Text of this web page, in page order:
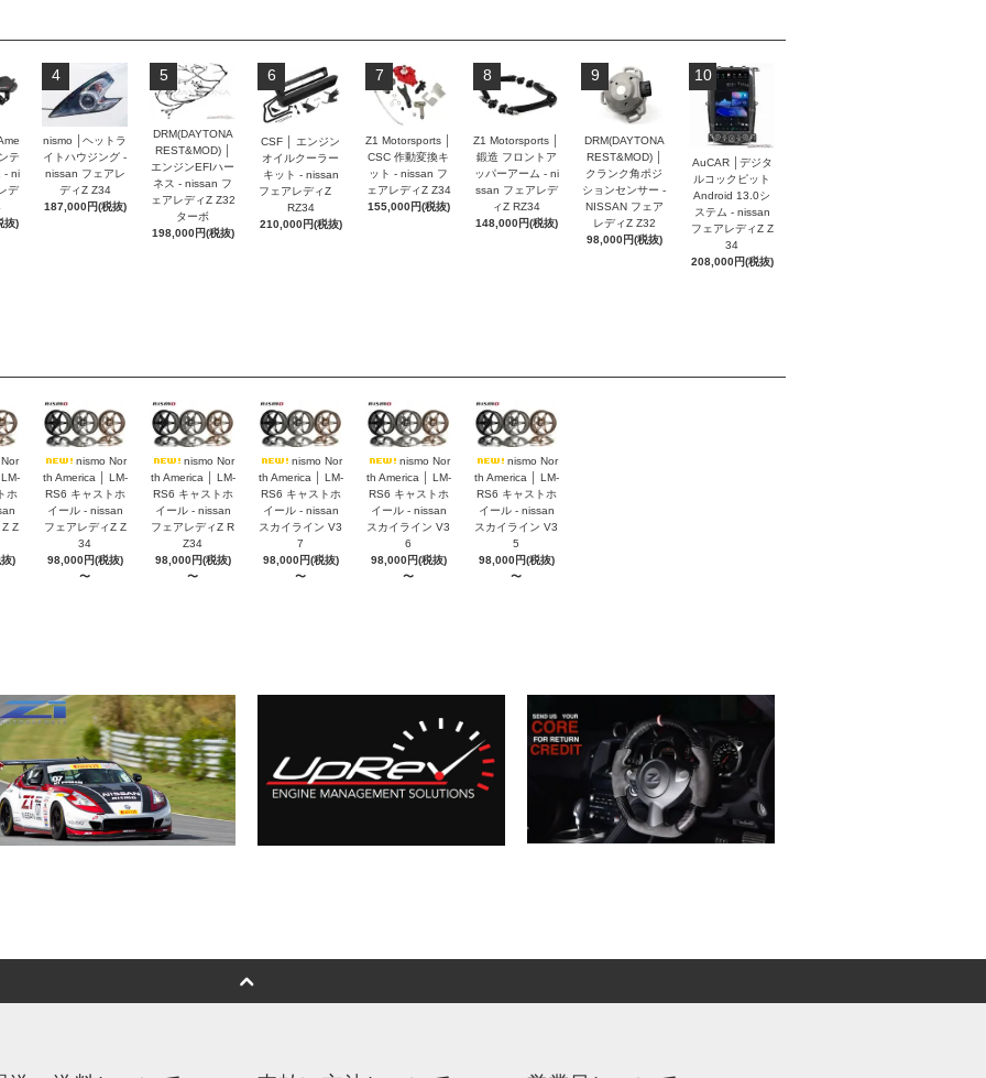
テ
- ni
デ
抜)
4
nismo │ヘットラ
イトハウジング -
nissan フェアレ
ディZ Z34
187,000円(税抜)
5
DRM(DAYTONA
REST&MOD) │
エンジンEFIハー
ネス - nissan フ
ェアレディZ Z32
ターボ
198,000円(税抜)
6
CSF │ エンジン
オイルクーラー
キット - nissan
フェアレディZ
RZ34
210,000円(税抜)
7
Z1 Motorsports │
CSC 作動変換キ
ット - nissan フ
ェアレディZ Z34
155,000円(税抜)
8
Z1 Motorsports │
鍛造 フロントア
ッパーアーム - ni
ssan フェアレデ
ィZ RZ34
148,000円(税抜)
9
DRM(DAYTONA
REST&MOD) │
クランク角ポジ
ションセンサー -
NISSAN フェア
レディZ Z32
98,000円(税抜)
10
AuCAR │デジタ
ルコックピット
Android 13.0シ
ステム - nissan
フェアレディZ Z
34
208,000円(税抜)
ホ
Z
)
nismo Nor
th America │ LM-
RS6 キャストホ
イール - nissan
フェアレディZ Z
34
98,000円(税抜)
〜
nismo Nor
th America │ LM-
RS6 キャストホ
イール - nissan
フェアレディZ R
Z34
98,000円(税抜)
〜
nismo Nor
th America │ LM-
RS6 キャストホ
イール - nissan
スカイライン V3
7
98,000円(税抜)
〜
nismo Nor
th America │ LM-
RS6 キャストホ
イール - nissan
スカイライン V3
6
98,000円(税抜)
〜
nismo Nor
th America │ LM-
RS6 キャストホ
イール - nissan
スカイライン V3
5
98,000円(税抜)
〜